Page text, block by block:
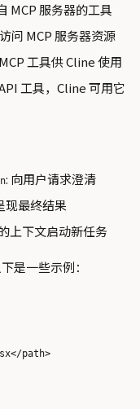
MCP 服务器的工具
问 MCP 服务器资源
工具供 Cline 使用
工具，Cline 可用它
: 向用户请求澄清
现最终结果
上下文启动新任务
是一些示例：
path>